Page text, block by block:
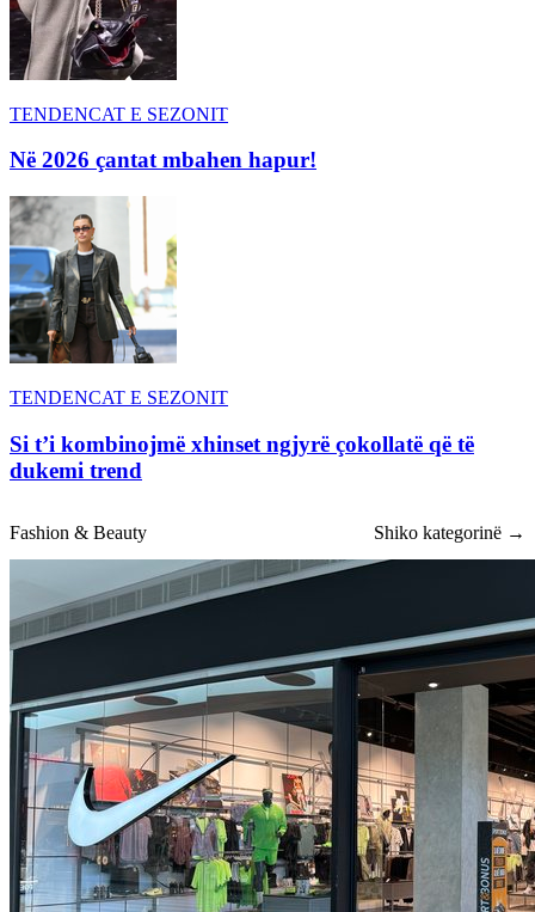
TENDENCAT E SEZONIT
Në 2026 çantat mbahen hapur!
TENDENCAT E SEZONIT
Si t’i kombinojmë xhinset ngjyrë çokollatë që të
dukemi trend
Fashion & Beauty Shiko kategorinë →